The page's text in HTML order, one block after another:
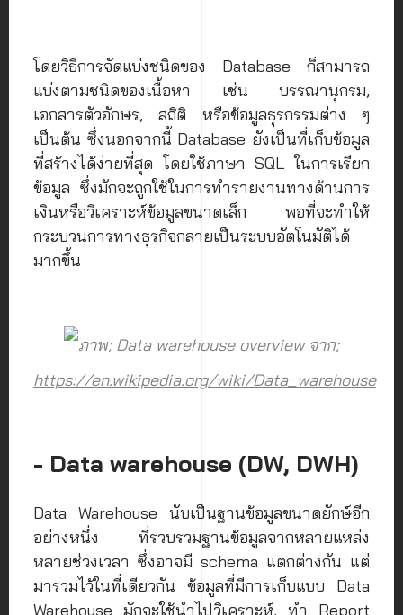
โดยวิธีการจัดแบ่งชนิดของ Database ก็สามารถ
แบ่งตามชนิดของเนื้อหา เช่น บรรณานุกรม,
เอกสารตัวอักษร, สถิติ หรือข้อมูลธุรกรรมต่าง ๆ
เป็นต้น ซึ่งนอกจากนี้ Database ยังเป็นที่เก็บข้อมูล
ที่สร้างได้ง่ายที่สุด โดยใช้ภาษา SQL ในการเรียก
ข้อมูล ซึ่งมักจะถูกใช้ในการทำรายงานทางด้านการ
เงินหรือวิเคราะห์ข้อมูลขนาดเล็ก พอที่จะทำให้
กระบวนการทางธุรกิจกลายเป็นระบบอัตโนมัติได้
มากขึ้น
ภาพ; Data warehouse overview จาก;
https://en.wikipedia.org/wiki/Data_warehouse
- Data warehouse (DW, DWH)
Data Warehouse นับเป็นฐานข้อมูลขนาดยักษ์อีก
อย่างหนึ่ง ที่รวบรวมฐานข้อมูลจากหลายแหล่ง
หลายช่วงเวลา ซึ่งอาจมี schema แตกต่างกัน แต่
มารวมไว้ในที่เดียวกัน ข้อมูลที่มีการเก็บแบบ Data
Warehouse มักจะใช้นำไปวิเคราะห์, ทำ Report